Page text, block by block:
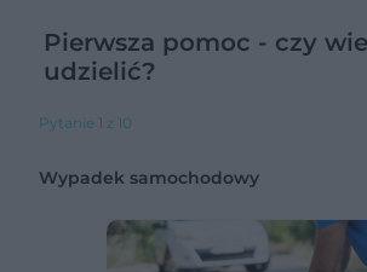
Pierwsza pomoc - czy
udzielić?
Pytanie 1 z 10
Wypadek samochodowy